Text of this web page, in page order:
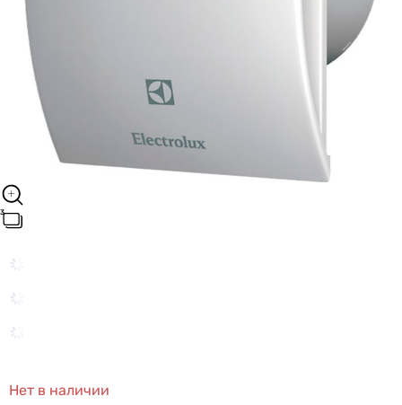
Нет в наличии